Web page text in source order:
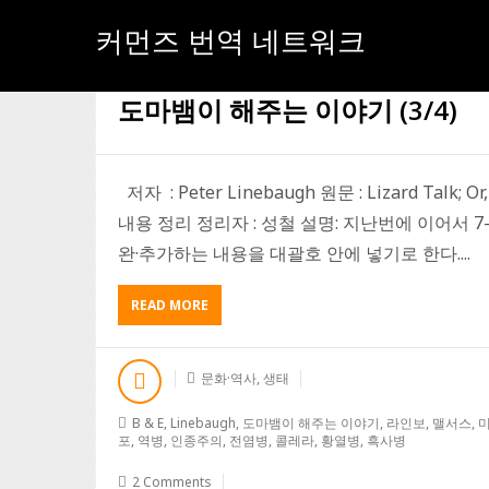
커먼즈 번역 네트워크
[태그:]붉은 죽음의 가면극
도마뱀이 해주는 이야기 (3/4)
저자 : Peter Linebaugh 원문 : Lizard Talk;
내용 정리 정리자 : 성철 설명: 지난번에 이어서
완·추가하는 내용을 대괄호 안에 넣기로 한다....
READ MORE
도
마
이
주
는
문화·역사,생태
B & E, Linebaugh, 도마뱀이 해주는 이야기, 라인보, 맬서스,
포, 역병, 인종주의, 전염병, 콜레라, 황열병, 흑사병
2 Comments